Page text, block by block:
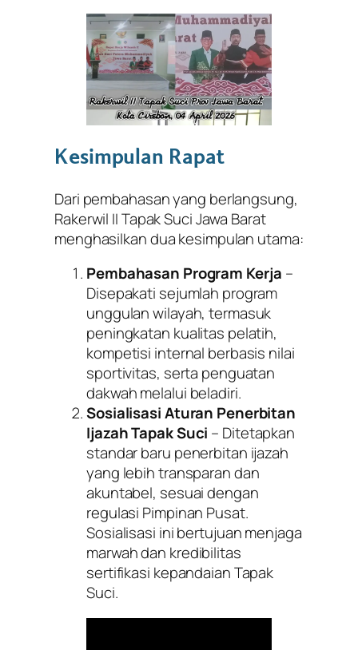
Kesimpulan Rapat
Dari pembahasan yang berlangsung,
Rakerwil II Tapak Suci Jawa Barat
menghasilkan dua kesimpulan utama:
Pembahasan Program Kerja –
Disepakati sejumlah program
unggulan wilayah, termasuk
peningkatan kualitas pelatih,
kompetisi internal berbasis nilai
sportivitas, serta penguatan
dakwah melalui beladiri.
Sosialisasi Aturan Penerbitan
Ijazah Tapak Suci – Ditetapkan
standar baru penerbitan ijazah
yang lebih transparan dan
akuntabel, sesuai dengan
regulasi Pimpinan Pusat.
Sosialisasi ini bertujuan menjaga
marwah dan kredibilitas
sertifikasi kepandaian Tapak
Suci.